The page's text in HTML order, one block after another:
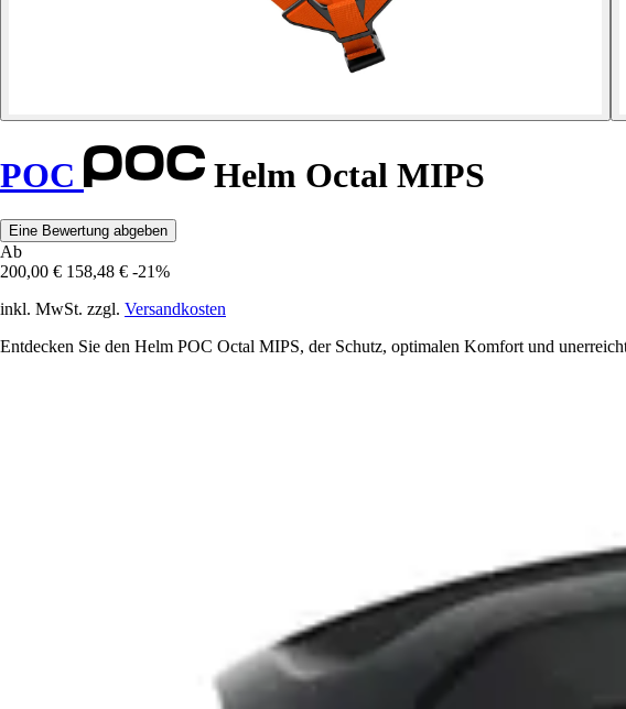
POC Helm Octal MIPS
Eine Bewertung abgeben
Ab
200,00 € 158,48 € -21%
inkl. MwSt. zzgl. Versandkosten
Entdecken Sie den Helm POC Octal MIPS, der Schutz, optimalen Komfort und